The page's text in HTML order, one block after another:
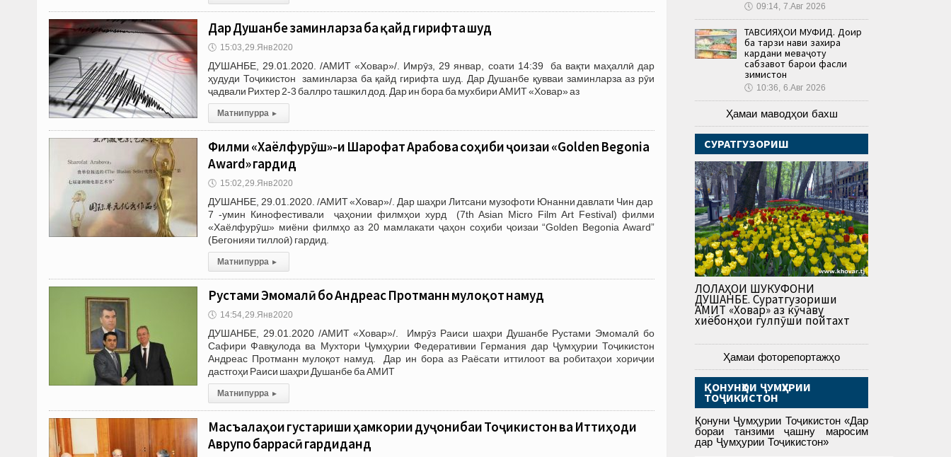
Дар Душанбе заминларза ба қайд гирифта шуд
🕔 15:03, 29.Янв 2020
ДУШАНБЕ, 29.01.2020. /АМИТ «Ховар»/. Имрӯз, 29 январ, соати 14:39 ба вақти маҳаллӣ дар
ҳудуди Тоҷикистон заминларза ба қайд гирифта шуд. Дар Душанбе қувваи заминларза аз рӯи
ҷадвали Рихтер 2-3 баллро ташкил дод. Дар ин бора ба мухбири АМИТ «Ховар» аз
Матни пурра ▸
Филми «Хаёлфурӯш»-и Шарофат Арабова соҳиби ҷоизаи «Golden Begonia
Award» гардид
🕔 15:02, 29.Янв 2020
ДУШАНБЕ, 29.01.2020. /АМИТ «Ховар»/. Дар шаҳри Литсани музофоти Юнанни давлати Чин дар
7 -умин Кинофестивали ҷаҳонии филмҳои хурд (7th Asian Micro Film Art Festival) филми
«Хаёлфурӯш» миёни филмҳо аз 20 мамлакати ҷаҳон соҳиби ҷоизаи “Golden Begonia Award”
(Бегонияи тиллоӣ) гардид.
Матни пурра ▸
Рустами Эмомалӣ бо Андреас Протманн мулоқот намуд
🕔 14:54, 29.Янв 2020
ДУШАНБЕ, 29.01.2020 /АМИТ «Ховар»/. Имрӯз Раиси шаҳри Душанбе Рустами Эмомалӣ бо
Сафири Фавқулода ва Мухтори Ҷумҳурии Федеративии Германия дар Ҷумҳурии Тоҷикистон
Андреас Протманн мулоқот намуд. Дар ин бора аз Раёсати иттилоот ва робитаҳои хориҷии
дастгоҳи Раиси шаҳри Душанбе ба АМИТ
Матни пурра ▸
Масъалаҳои густариши ҳамкории дуҷонибаи Тоҷикистон ва Иттиҳоди
Аврупо баррасӣ гардиданд
🕔 09:14, 7.Авг 2026
ТАВСИЯҲОИ МУФИД. Доир
ба тарзи нави захира
кардани меваҷоту
сабзавот барои фасли
зимистон
🕔 10:36, 6.Авг 2026
Ҳамаи маводҳои бахш
СУРАТГУЗОРИШ
ЛОЛАҲОИ ШУКУФОНИ
ДУШАНБЕ. Суратгузориши
АМИТ «Ховар» аз кӯчаву
хиёбонҳои гулпӯши пойтахт
Ҳамаи фоторепортажҳо
ҚОНУНҲОИ ҶУМҲУРИИ
ТОҶИКИСТОН
Қонуни Ҷумҳурии Тоҷикистон «Дар
бораи танзими ҷашну маросим
дар Ҷумҳурии Тоҷикистон»